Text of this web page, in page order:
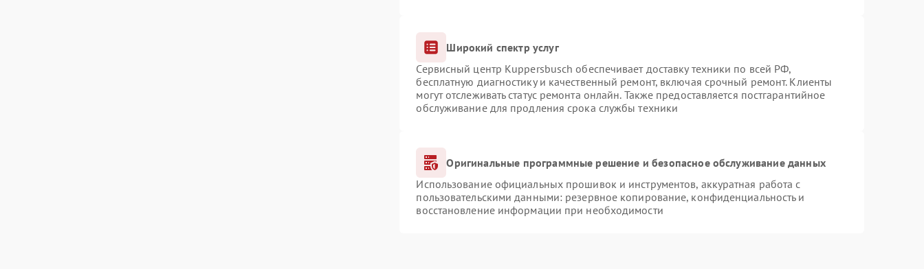
Широкий спектр услуг
Сервисный центр Kuppersbusch обеспечивает доставку техники по всей РФ,
бесплатную диагностику и качественный ремонт, включая срочный ремонт. Клиенты
могут отслеживать статус ремонта онлайн. Также предоставляется постгарантийное
обслуживание для продления срока службы техники
Оригинальные программные решение и безопасное обслуживание данных
Использование официальных прошивок и инструментов, аккуратная работа с
пользовательскими данными: резервное копирование, конфиденциальность и
восстановление информации при необходимости